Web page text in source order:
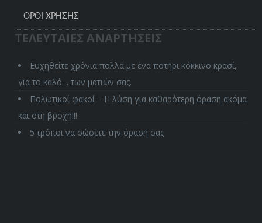
ΌΡΟΙ ΧΡΉΣΗΣ
ΤΕΛΕΥΤΑΙΕΣ ΑΝΑΡΤΗΣΕΙΣ
Ευχηθείτε χρόνια πολλά με ένα ποτήρι κόκκινο κρασί,
για το καλό… των ματιών σας.
Πολωτικοί φακοί – Η λύση για καθαρότερη όραση ακόμα
και στη βροχή!!!
5 τρόποι να σώσετε την όρασή σας